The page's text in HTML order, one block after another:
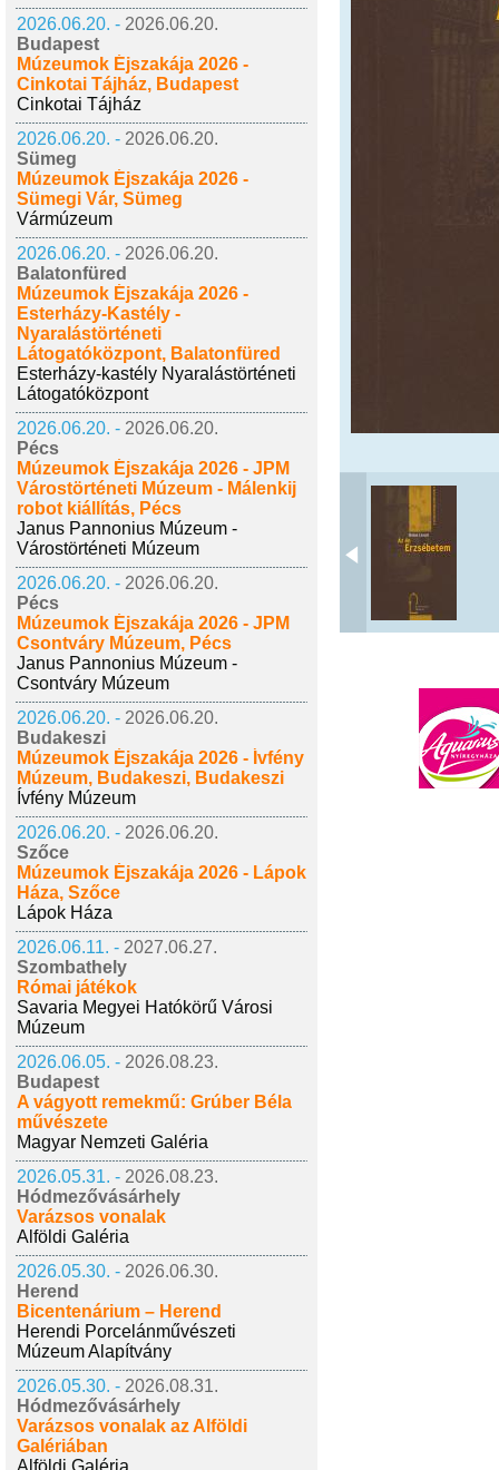
2026.06.20. - 2026.06.20.
Budapest
Múzeumok Éjszakája 2026 -
Cinkotai Tájház, Budapest
Cinkotai Tájház
2026.06.20. - 2026.06.20.
Sümeg
Múzeumok Éjszakája 2026 -
Sümegi Vár, Sümeg
Vármúzeum
2026.06.20. - 2026.06.20.
Balatonfüred
Múzeumok Éjszakája 2026 -
Esterházy-Kastély -
Nyaralástörténeti
Látogatóközpont, Balatonfüred
Esterházy-kastély Nyaralástörténeti
Látogatóközpont
2026.06.20. - 2026.06.20.
Pécs
Múzeumok Éjszakája 2026 - JPM
Várostörténeti Múzeum - Málenkij
robot kiállítás, Pécs
Janus Pannonius Múzeum -
Várostörténeti Múzeum
2026.06.20. - 2026.06.20.
Pécs
Múzeumok Éjszakája 2026 - JPM
Csontváry Múzeum, Pécs
Janus Pannonius Múzeum -
Csontváry Múzeum
2026.06.20. - 2026.06.20.
Budakeszi
Múzeumok Éjszakája 2026 - Ívfény
Múzeum, Budakeszi, Budakeszi
Ívfény Múzeum
2026.06.20. - 2026.06.20.
Szőce
Múzeumok Éjszakája 2026 - Lápok
Háza, Szőce
Lápok Háza
2026.06.11. - 2027.06.27.
Szombathely
Római játékok
Savaria Megyei Hatókörű Városi
Múzeum
2026.06.05. - 2026.08.23.
Budapest
A vágyott remekmű: Grúber Béla
művészete
Magyar Nemzeti Galéria
2026.05.31. - 2026.08.23.
Hódmezővásárhely
Varázsos vonalak
Alföldi Galéria
2026.05.30. - 2026.06.30.
Herend
Bicentenárium – Herend
Herendi Porcelánművészeti
Múzeum Alapítvány
2026.05.30. - 2026.08.31.
Hódmezővásárhely
Varázsos vonalak az Alföldi
Galériában
Alföldi Galéria